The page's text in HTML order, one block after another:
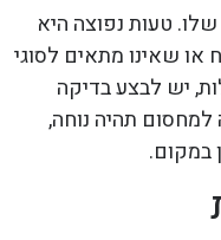
טעות נפוצה היא
שאינו מתאים לסוגי
יש לבצע בדיקה
תהיה נוחה,
במקום.